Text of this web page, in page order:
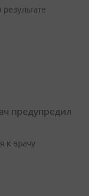
предупредил
к врачу